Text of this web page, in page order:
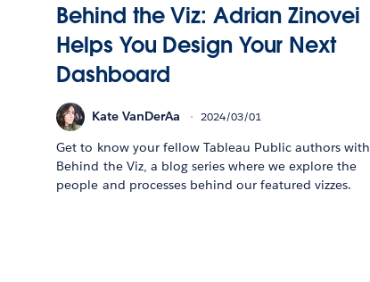
Behind the Viz: Adrian Zinovei
Helps You Design Your Next
Dashboard
Kate VanDerAa 2024/03/01
Get to know your fellow Tableau Public authors with
Behind the Viz, a blog series where we explore the
people and processes behind our featured vizzes.